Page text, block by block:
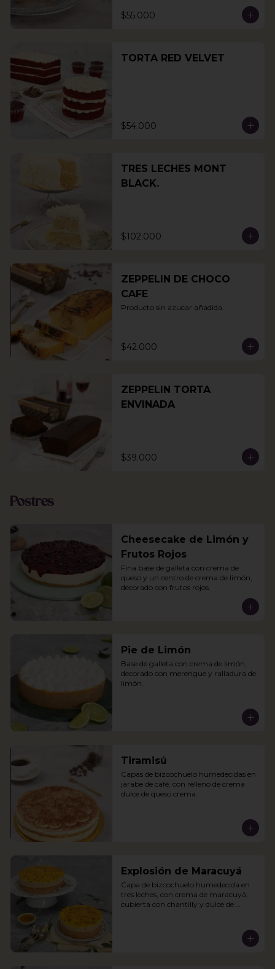
$55.000
TORTA RED VELVET
$54.000
TRES LECHES MONT
BLACK.
$102.000
ZEPPELIN DE CHOCO
CAFE
Producto sin azucar añadida.
$42.000
ZEPPELIN TORTA
ENVINADA
$39.000
Postres
Cheesecake de Limón y
Frutos Rojos
Fina base de galleta con crema de
queso y un centro de crema de limón,
decorado con frutos rojos.
Pie de Limón
Base de galleta con crema de limón,
decorado con merengue y ralladura de
limón.
Tiramisú
Capas de bizcochuelo humedecidas en
jarabe de café, con relleno de crema
dulce de queso crema.
Explosión de Maracuyá
Capa de bizcochuelo humedecida en
tres leches, con crema de maracuyá,
cubierta con chantilly y dulce de